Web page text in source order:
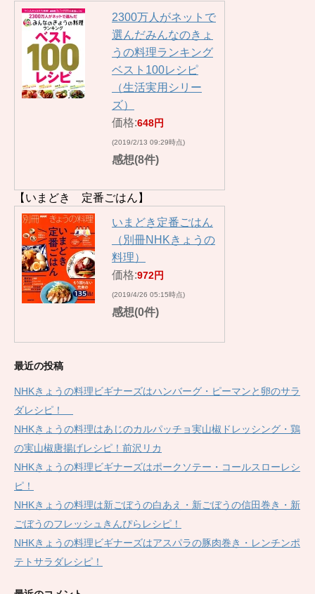
2300万人がネットで
選んだみんなのきょ
うの料理ランキング
ベスト100レシピ
（生活実用シリー
ズ）
価格:648円
(2019/2/13 09:29時点)
感想(8件)
【いまどき 定番ごはん】
いまどき定番ごはん
（別冊NHKきょうの
料理）
価格:972円
(2019/4/26 05:15時点)
感想(0件)
最近の投稿
NHKきょうの料理ビギナーズはハンバーグ・ピーマンと卵のサラ
ダレシピ！
NHKきょうの料理はあじのカルパッチョ実山椒ドレッシング・鶏
の実山椒唐揚げレシピ！前沢リカ
NHKきょうの料理ビギナーズはポークソテー・コールスローレシ
ピ！
NHKきょうの料理は新ごぼうの白あえ・新ごぼうの信田巻き・新
ごぼうのフレッシュきんぴらレシピ！
NHKきょうの料理ビギナーズはアスパラの豚肉巻き・レンチンポ
テトサラダレシピ！